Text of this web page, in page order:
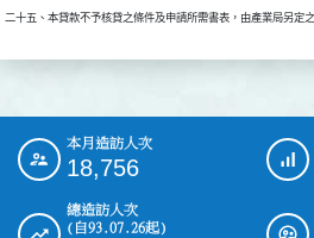
二十五、本貸款不予核貸之條件及申請所需書表，由產業局另定之
::: 本月造訪人次
18,756
總造訪人次
(自93.07.26起)